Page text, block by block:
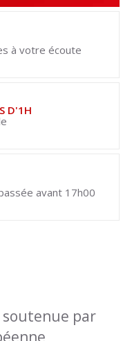
à votre écoute
D'1H
avant 17h00
par